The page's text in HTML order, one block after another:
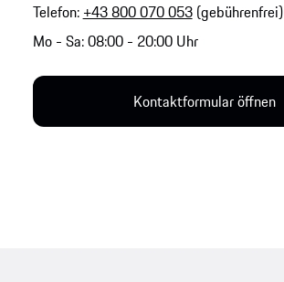
Telefon: +43 800 070 053(gebührenfrei)
Mo - Sa: 08:00 - 20:00 Uhr
Kontaktformular öffnen